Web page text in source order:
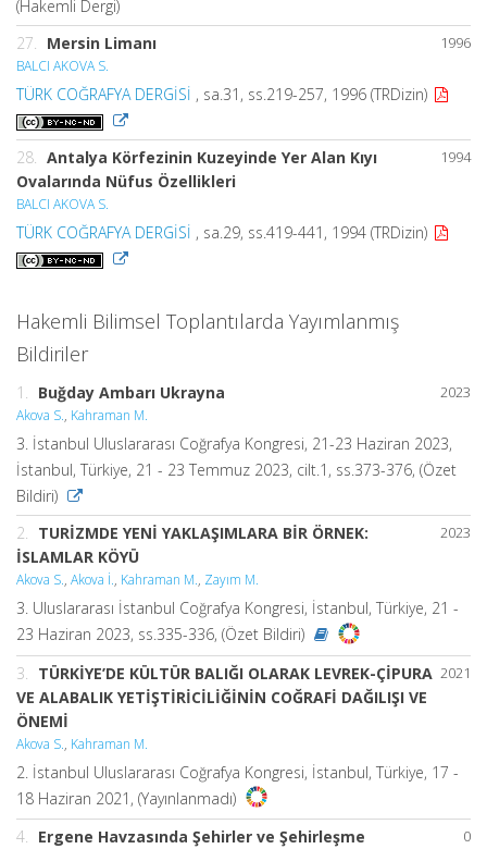
(Hakemli Dergi)
1996
27. Mersin Limanı
BALCI AKOVA S.
TÜRK COĞRAFYA DERGİSİ , sa.31, ss.219-257, 1996 (TRDizin)
1994
28.
Antalya Körfezinin Kuzeyinde Yer Alan Kıyı
Ovalarında Nüfus Özellikleri
BALCI AKOVA S.
TÜRK COĞRAFYA DERGİSİ , sa.29, ss.419-441, 1994 (TRDizin)
Hakemli Bilimsel Toplantılarda Yayımlanmış
Bildiriler
2023
1. Buğday Ambarı Ukrayna
Akova S., Kahraman M.
3. İstanbul Uluslararası Coğrafya Kongresi, 21-23 Haziran 2023,
İstanbul, Türkiye, 21 - 23 Temmuz 2023, cilt.1, ss.373-376, (Özet
Bildiri)
2023
2.
TURİZMDE YENİ YAKLAŞIMLARA BİR ÖRNEK:
İSLAMLAR KÖYÜ
Akova S., Akova İ., Kahraman M., Zayım M.
3. Uluslararası İstanbul Coğrafya Kongresi, İstanbul, Türkiye, 21 -
23 Haziran 2023, ss.335-336, (Özet Bildiri)
2021
3.
TÜRKİYE’DE KÜLTÜR BALIĞI OLARAK LEVREK-ÇİPURA
VE ALABALIK YETİŞTİRİCİLİĞİNİN COĞRAFİ DAĞILIŞI VE
ÖNEMİ
Akova S., Kahraman M.
2. İstanbul Uluslararası Coğrafya Kongresi, İstanbul, Türkiye, 17 -
18 Haziran 2021, (Yayınlanmadı)
0
4. Ergene Havzasında Şehirler ve Şehirleşme